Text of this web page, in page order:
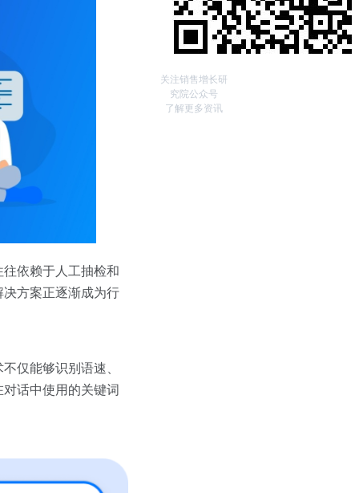
依赖于人工抽检和
方案正逐渐成为行
仅能够识别语速、
话中使用的关键词
关注销售增长研
究院公众号
了解更多资讯